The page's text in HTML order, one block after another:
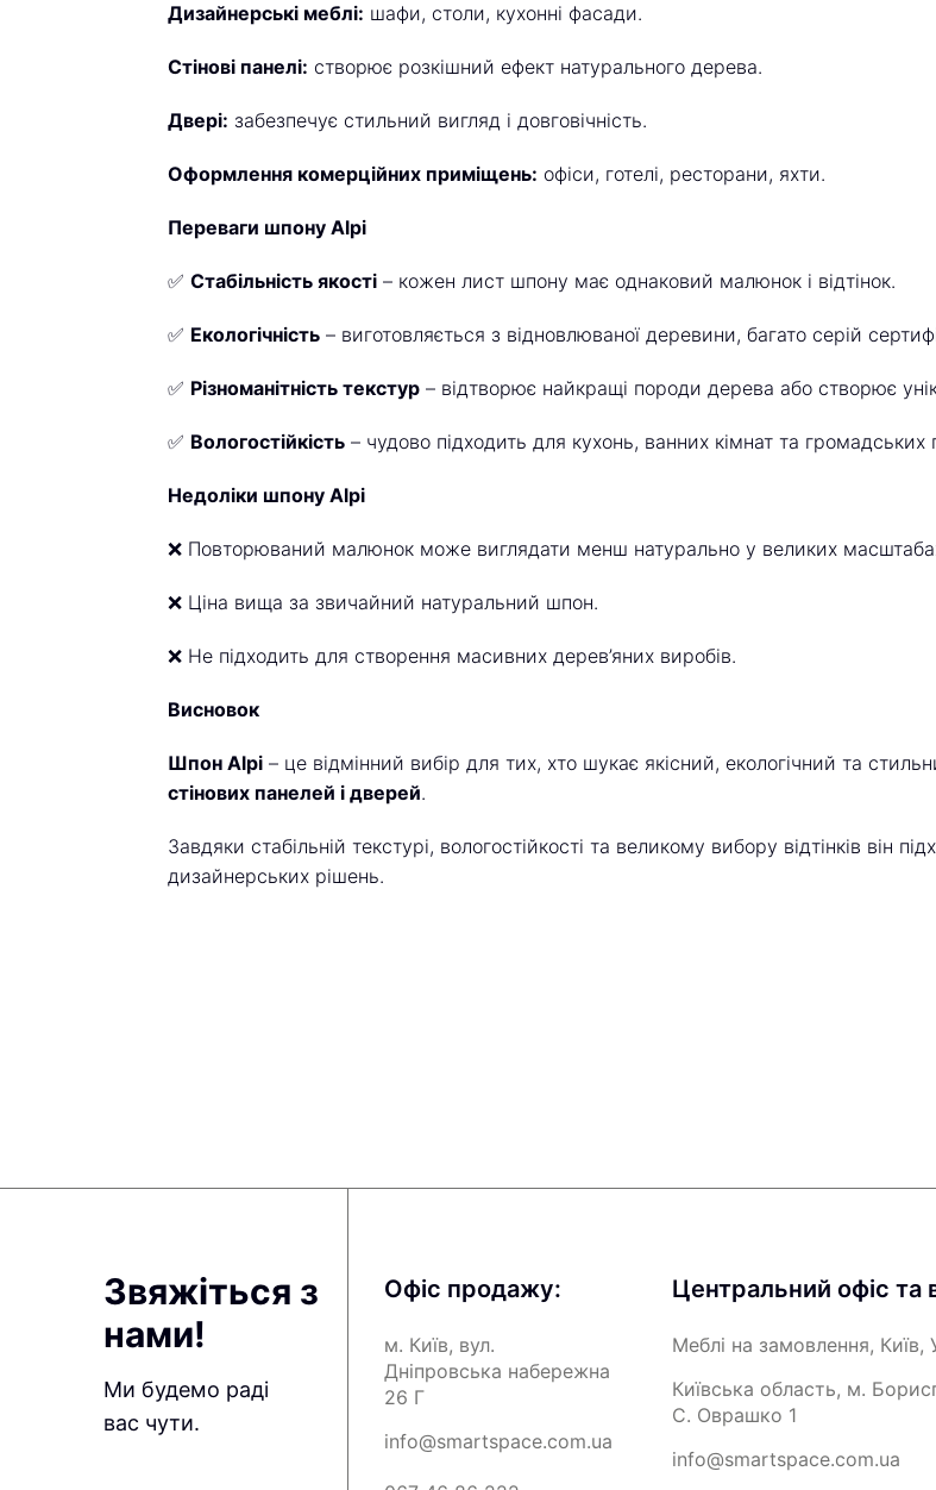
Дизайнерські меблі: шафи, столи, кухонні фасади.
Стінові панелі: створює розкішний ефект натурального дерева.
Двері: забезпечує стильний вигляд і довговічність.
Оформлення комерційних приміщень: офіси, готелі, ресторани, яхти.
Переваги шпону Alpi
✅ Стабільність якості– кожен лист шпону має однаковий малюнок і відтінок.
✅ Екологічність– виготовляється з відновлюваної деревини, багато серій
✅ Різноманітність текстур– відтворює найкращі породи дерева або створює
✅ Вологостійкість– чудово підходить для кухонь, ванних кімнат та громадських
Недоліки шпону Alpi
❌ Повторюваний малюнок може виглядати менш натурально у великих
❌ Ціна вища за звичайний натуральний шпон.
❌ Не підходить для створення масивних дерев’яних виробів.
Висновок
Шпон Alpi– це відмінний вибір для тих, хто шукає якісний, екологічний та
стінових панелей і дверей.
Завдяки стабільній текстурі, вологостійкості та великому вибору відтінків він
дизайнерських рішень.
Звяжіться з
нами!
Ми будемо раді
вас чути.
Офіс продажу:
м. Київ, вул.
Дніпровська набережна
26 Г
info@smartspace.com.ua
Центральний офіс та
Меблі на замовлення, Київ,
Київська область, м.
С. Оврашко 1
info@smartspace.com.ua